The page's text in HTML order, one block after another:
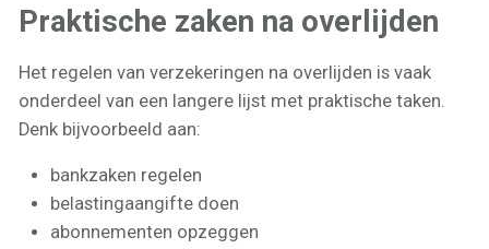
Praktische zaken na overlijden
Het regelen van verzekeringen na overlijden is vaak
onderdeel van een langere lijst met praktische taken.
Denk bijvoorbeeld aan:
bankzaken regelen
belastingaangifte doen
abonnementen opzeggen